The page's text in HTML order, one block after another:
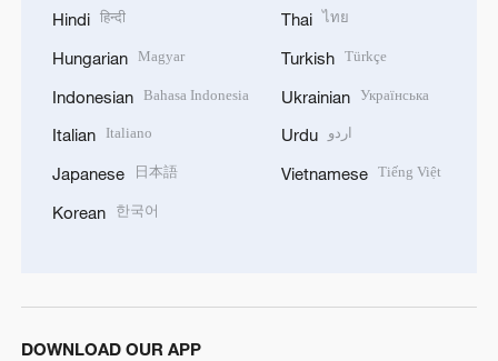
Hindi हिन्दी
Hungarian Magyar
Indonesian Bahasa Indonesia
Italian Italiano
Japanese 日本語
Korean 한국어
Thai ไทย
Turkish Türkçe
Ukrainian Українська
Urdu اردو
Vietnamese Tiếng Việt
DOWNLOAD OUR APP